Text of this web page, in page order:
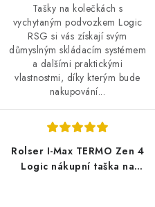
Tašky na kolečkách s
vychytaným podvozkem Logic
RSG si vás získají svým
důmyslným skládacím systémem
a dalšími praktickými
vlastnostmi, díky kterým bude
nakupování...
Rolser I-Max TERMO Zen 4
Logic nákupní taška na